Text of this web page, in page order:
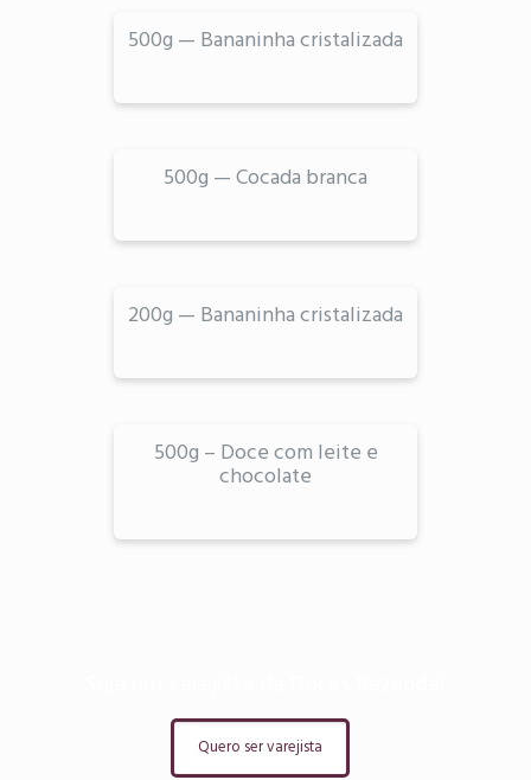
500g — Bananinha cristalizada
500g — Cocada branca
200g — Bananinha cristalizada
500g – Doce com leite e
chocolate
Quero ser varejista